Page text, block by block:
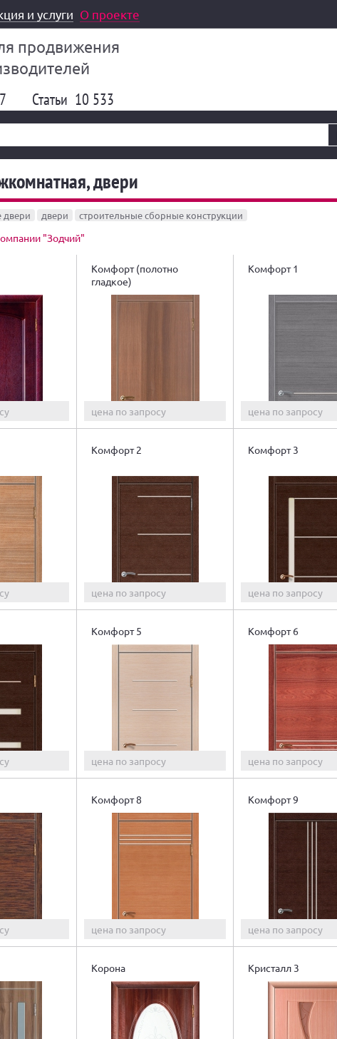
и услуги О проекте
продвижения
Статьи 10 533
двери
двери строительные сборные конструкции
"Зодчий"
Комфорт (полотно
гладкое)
цена по запросу
Комфорт 1
цена по запросу
Комфорт 2
цена по запросу
Комфорт 3
цена по запросу
Комфорт 5
цена по запросу
Комфорт 6
цена по запросу
Комфорт 8
цена по запросу
Комфорт 9
цена по запросу
Корона Кристалл 3